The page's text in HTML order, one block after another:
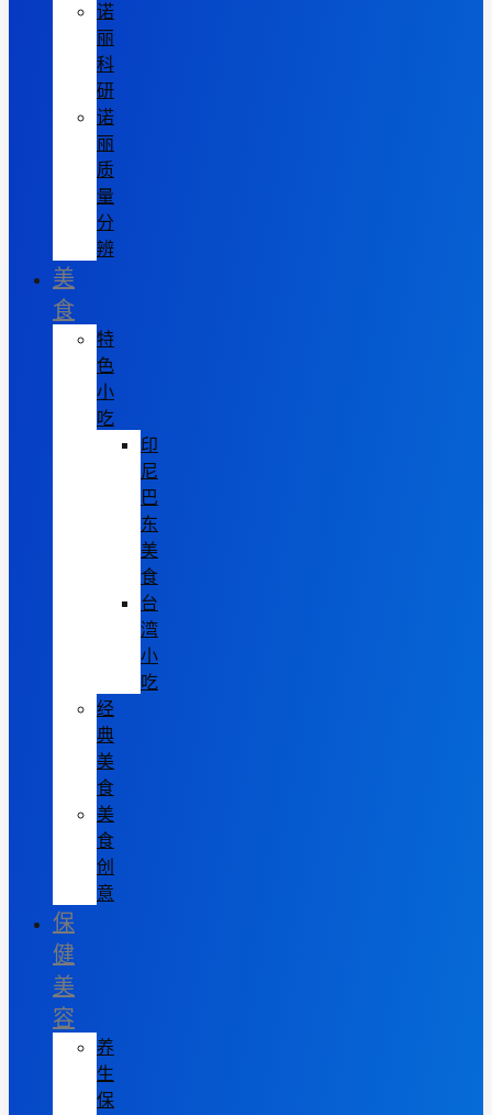
诺
丽
科
研
诺
丽
质
量
分
辨
美
食
特
色
小
吃
印
尼
巴
东
美
食
台
湾
小
吃
经
典
美
食
美
食
创
意
保
健
美
容
养
生
保